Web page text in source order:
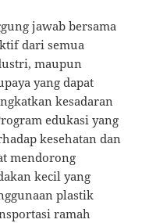
jawab bersama
dari semua
maupun
yang dapat
kesadaran
edukasi yang
kesehatan dan
mendorong
kecil yang
plastik
ramah